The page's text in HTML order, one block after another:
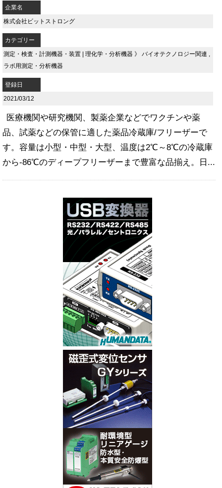
企業名
株式会社ビットストロング
カテゴリー
測定・検査・計測機器・装置
理化学・分析機器 》 バイオテクノロジー関連 ,
ラボ用測定・分析機器
登録日
2021/03/12
医療機関や研究機関、製薬企業などでワクチンや薬
品、試薬などの保管に適した薬品冷蔵庫/フリーザーで
す。容量は小型・中型・大型、温度は2℃～8℃の冷蔵庫
から-86℃のディープフリーザーまで豊富な品揃え。日...